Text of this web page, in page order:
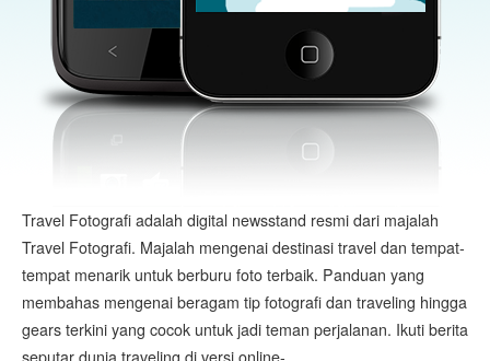
Travel Fotografi adalah digital newsstand resmi dari majalah
Travel Fotografi. Majalah mengenai destinasi travel dan tempat-
tempat menarik untuk berburu foto terbaik. Panduan yang
membahas mengenai beragam tip fotografi dan traveling hingga
gears terkini yang cocok untuk jadi teman perjalanan. Ikuti berita